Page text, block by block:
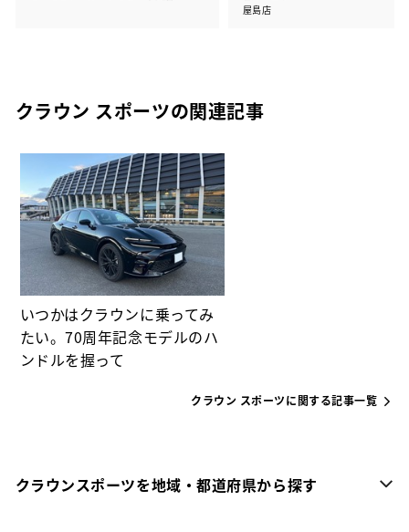
屋島店
クラウン スポーツの関連記事
いつかはクラウンに乗ってみ
たい。70周年記念モデルのハ
ンドルを握って
クラウン スポーツに関する記事一覧
クラウンスポーツを地域・都道府県から探す